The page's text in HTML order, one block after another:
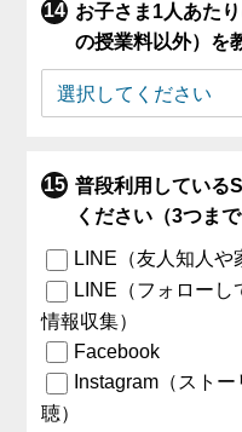
お子さま1人あた
の授業料以外）を
普段利用している
ください（3つまで
LINE（友人知人や
LINE（フォロー
情報収集）
Facebook
Instagram（スト
聴）